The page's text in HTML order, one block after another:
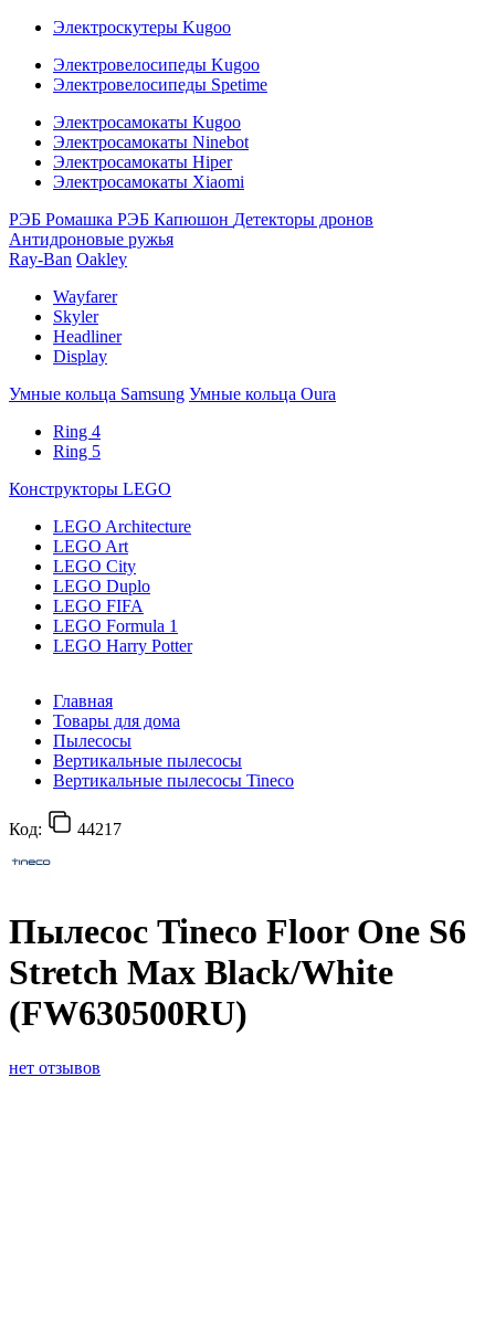
Электроскутеры Kugoo
Электровелосипеды Kugoo
Электровелосипеды Spetime
Электросамокаты Kugoo
Электросамокаты Ninebot
Электросамокаты Hiper
Электросамокаты Xiaomi
РЭБ Ромашка РЭБ Капюшон Детекторы дронов
Антидроновые ружья
Ray-Ban Oakley
Wayfarer
Skyler
Headliner
Display
Умные кольца Samsung Умные кольца Oura
Ring 4
Ring 5
Конструкторы LEGO
LEGO Architecture
LEGO Art
LEGO City
LEGO Duplo
LEGO FIFA
LEGO Formula 1
LEGO Harry Potter
Главная
Товары для дома
Пылесосы
Вертикальные пылесосы
Вертикальные пылесосы Tineco
Код: 44217
Пылесос Tineco Floor One S6
Stretch Max Black/White
(FW630500RU)
нет отзывов